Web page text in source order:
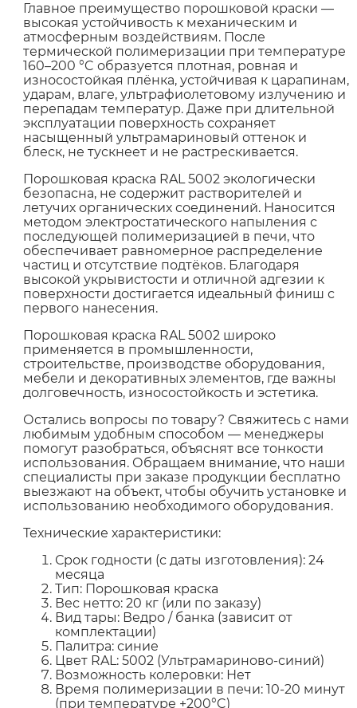
Главное преимущество порошковой краски —
высокая устойчивость к механическим и
атмосферным воздействиям. После
термической полимеризации при температуре
160–200 °C образуется плотная, ровная и
износостойкая плёнка, устойчивая к царапинам,
ударам, влаге, ультрафиолетовому излучению и
перепадам температур. Даже при длительной
эксплуатации поверхность сохраняет
насыщенный ультрамариновый оттенок и
блеск, не тускнеет и не растрескивается.
Порошковая краска RAL 5002 экологически
безопасна, не содержит растворителей и
летучих органических соединений. Наносится
методом электростатического напыления с
последующей полимеризацией в печи, что
обеспечивает равномерное распределение
частиц и отсутствие подтёков. Благодаря
высокой укрывистости и отличной адгезии к
поверхности достигается идеальный финиш с
первого нанесения.
Порошковая краска RAL 5002 широко
применяется в промышленности,
строительстве, производстве оборудования,
мебели и декоративных элементов, где важны
долговечность, износостойкость и эстетика.
Остались вопросы по товару? Свяжитесь с нами
любимым удобным способом — менеджеры
помогут разобраться, объяснят все тонкости
использования. Обращаем внимание, что наши
специалисты при заказе продукции бесплатно
выезжают на объект, чтобы обучить установке и
использованию необходимого оборудования.
Технические характеристики:
Срок годности (с даты изготовления): 24
месяца
Тип: Порошковая краска
Вес нетто: 20 кг (или по заказу)
Вид тары: Ведро / банка (зависит от
комплектации)
Палитра: синие
Цвет RAL: 5002 (Ультрамариново-синий)
Возможность колеровки: Нет
Время полимеризации в печи: 10-20 минут
(при температуре +200°C)